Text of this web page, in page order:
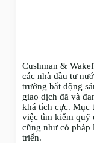
Cushman &
các nhà đầu tư
trường bất động
giao dịch đã và
khá tích cực. Mục
việc tìm kiếm quỹ
cũng như có pháp
triển.